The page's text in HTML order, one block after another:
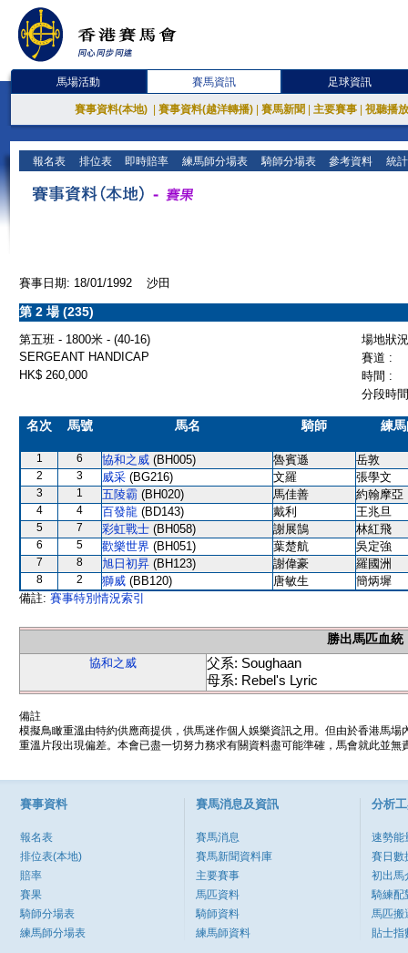
馬場活動 賽馬資訊 足球資訊
賽事資料(本地) 賽事資料(越洋轉播) 賽馬新聞 主要賽事 視聽播
報名表 排位表 即時賠率 練馬師分場表 騎師分場表 參考資料 統
賽事日期: 18/01/1992 沙田
第 2 場 (235)
第五班 - 1800米 - (40-16)
場地狀
SERGEANT HANDICAP
賽道 :
HK$ 260,000
時間 :
分段時
名次 馬號 馬名 騎師 練
1 6 協和之威 (BH005) 魯賓遜 岳敦
2 3 威采 (BG216) 文羅 張學文
3 1 五陵霸 (BH020) 馬佳善 約翰摩亞
4 4 百發龍 (BD143) 戴利 王兆旦
5 7 彩虹戰士 (BH058) 謝展鵠 林紅飛
6 5 歡樂世界 (BH051) 葉楚航 吳定強
7 8 旭日初昇 (BH123) 謝偉豪 羅國洲
8 2 獅威 (BB120) 唐敏生
簡炳墀
備註: 賽事特別情況索引
勝出馬匹血統
協和之威
父系: Soughaan
母系: Rebel's Lyric
備註
模擬鳥瞰重溫由特約供應商提供，供馬迷作個人娛樂資訊之用。但由於香港馬
重溫片段出現偏差。本會已盡一切努力務求有關資料盡可能準確，馬會就此並
賽事資料
報名表
排位表(本地)
賠率
賽果
騎師分場表
練馬師分場表
賽馬消息及資訊
賽馬消息
賽馬新聞資料庫
主要賽事
馬匹資料
騎師資料
練馬師資料
分析
速勢能
賽日數
初出馬
騎練配
馬匹搬
貼士指